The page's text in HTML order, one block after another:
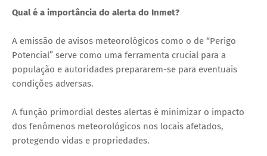
Qual é a importância do alerta do Inmet?
A emissão de avisos meteorológicos como o de “Perigo
Potencial” serve como uma ferramenta crucial para a
população e autoridades prepararem-se para eventuais
condições adversas.
A função primordial destes alertas é minimizar o impacto
dos fenômenos meteorológicos nos locais afetados,
protegendo vidas e propriedades.